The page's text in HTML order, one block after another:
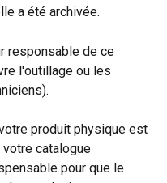
a été archivée.
responsable de ce
l'outillage ou les
produit physique est
votre catalogue
pour que le